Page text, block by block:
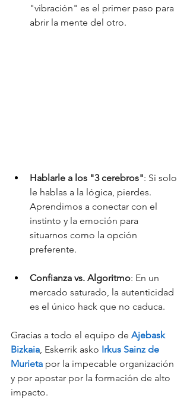
"vibración" es el primer paso para
abrir la mente del otro.
Hablarle a los "3 cerebros": Si solo
le hablas a la lógica, pierdes.
Aprendimos a conectar con el
instinto y la emoción para
situarnos como la opción
preferente.
​Confianza vs. Algoritmo: En un
mercado saturado, la autenticidad
es el único hack que no caduca.
Gracias a todo el equipo de Ajebask
Bizkaia , Eskerrik asko Irkus Sainz de
Murieta por la impecable organización
y por apostar por la formación de alto
impacto.